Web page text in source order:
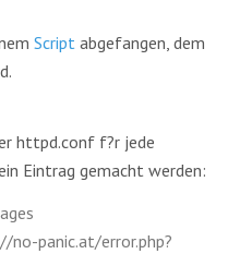
Script abgefangen, dem
httpd.conf f?r jede
Eintrag gemacht werden:
panic.at/error.php?